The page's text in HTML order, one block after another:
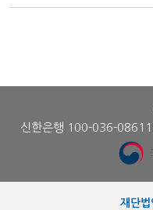
신한은행 100-036-
재단법